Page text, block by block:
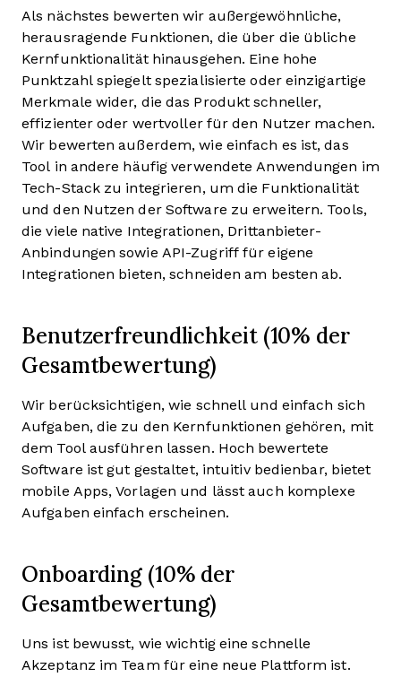
Als nächstes bewerten wir außergewöhnliche,
herausragende Funktionen, die über die übliche
Kernfunktionalität hinausgehen. Eine hohe
Punktzahl spiegelt spezialisierte oder einzigartige
Merkmale wider, die das Produkt schneller,
effizienter oder wertvoller für den Nutzer machen.
Wir bewerten außerdem, wie einfach es ist, das
Tool in andere häufig verwendete Anwendungen im
Tech-Stack zu integrieren, um die Funktionalität
und den Nutzen der Software zu erweitern. Tools,
die viele native Integrationen, Drittanbieter-
Anbindungen sowie API-Zugriff für eigene
Integrationen bieten, schneiden am besten ab.
Benutzerfreundlichkeit (10% der
Gesamtbewertung)
Wir berücksichtigen, wie schnell und einfach sich
Aufgaben, die zu den Kernfunktionen gehören, mit
dem Tool ausführen lassen. Hoch bewertete
Software ist gut gestaltet, intuitiv bedienbar, bietet
mobile Apps, Vorlagen und lässt auch komplexe
Aufgaben einfach erscheinen.
Onboarding (10% der
Gesamtbewertung)
Uns ist bewusst, wie wichtig eine schnelle
Akzeptanz im Team für eine neue Plattform ist.